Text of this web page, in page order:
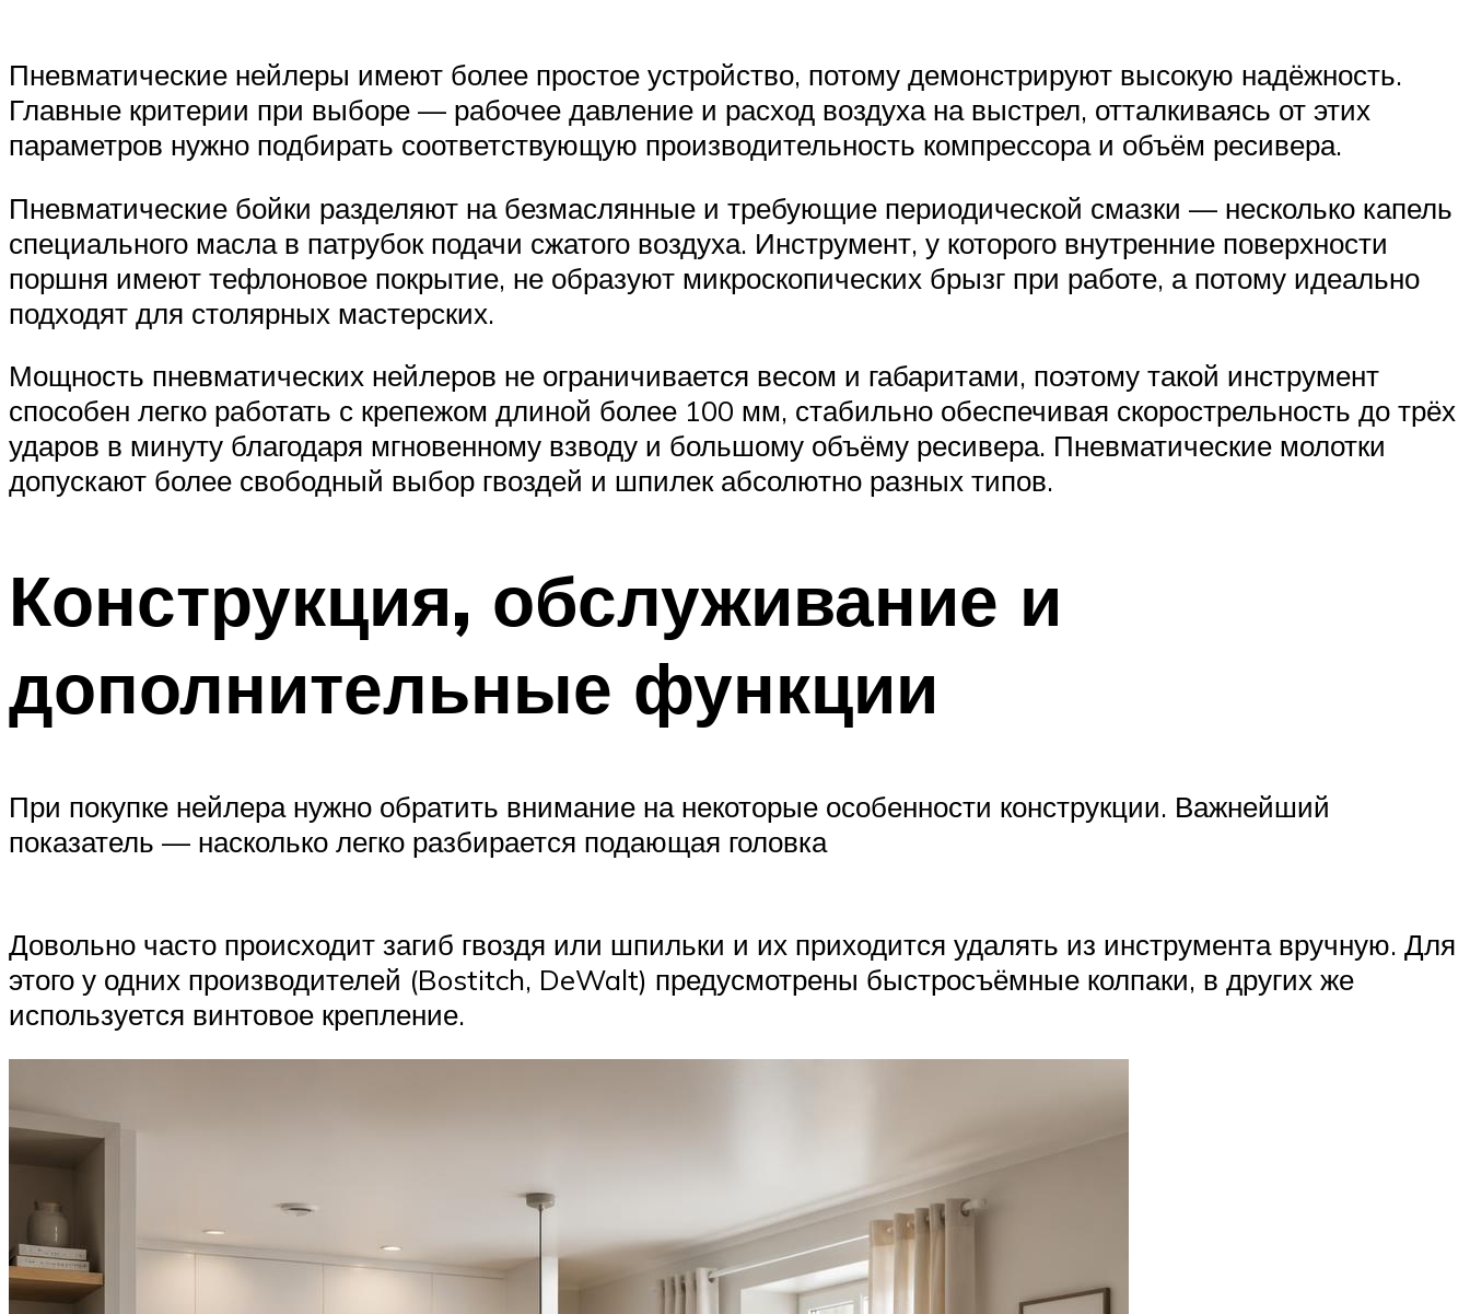
Пневматические нейлеры имеют более простое устройство, потому демонстрируют высокую надёжность.
Главные критерии при выборе — рабочее давление и расход воздуха на выстрел, отталкиваясь от этих
параметров нужно подбирать соответствующую производительность компрессора и объём ресивера.
Пневматические бойки разделяют на безмаслянные и требующие периодической смазки — несколько капель
специального масла в патрубок подачи сжатого воздуха. Инструмент, у которого внутренние поверхности
поршня имеют тефлоновое покрытие, не образуют микроскопических брызг при работе, а потому идеально
подходят для столярных мастерских.
Мощность пневматических нейлеров не ограничивается весом и габаритами, поэтому такой инструмент
способен легко работать с крепежом длиной более 100 мм, стабильно обеспечивая скорострельность до трёх
ударов в минуту благодаря мгновенному взводу и большому объёму ресивера. Пневматические молотки
допускают более свободный выбор гвоздей и шпилек абсолютно разных типов.
Конструкция, обслуживание и
дополнительные функции
При покупке нейлера нужно обратить внимание на некоторые особенности конструкции. Важнейший
показатель — насколько легко разбирается подающая головка
Довольно часто происходит загиб гвоздя или шпильки и их приходится удалять из инструмента вручную. Для
этого у одних производителей (Bostitch, DeWalt) предусмотрены быстросъёмные колпаки, в других же
используется винтовое крепление.